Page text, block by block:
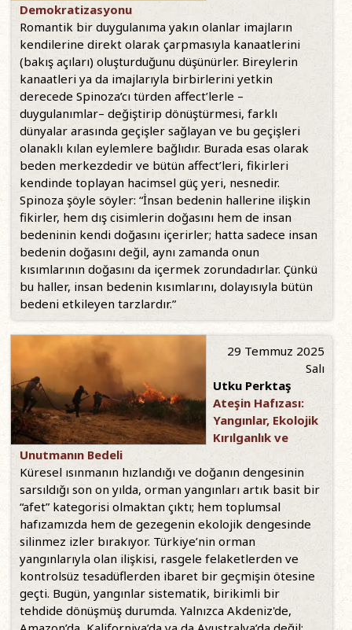
Demokratizasyonu
Romantik bir duygulanıma yakın olanlar imajların
kendilerine direkt olarak çarpmasıyla kanaatlerini
(bakış açıları) oluşturduğunu düşünürler. Bireylerin
kanaatleri ya da imajlarıyla birbirlerini yetkin
derecede Spinoza’cı türden affect’lerle –
duygulanımlar– değiştirip dönüştürmesi, farklı
dünyalar arasında geçişler sağlayan ve bu geçişleri
olanaklı kılan eylemlere bağlıdır. Burada esas olarak
beden merkezdedir ve bütün affect’leri, fikirleri
kendinde toplayan hacimsel güç yeri, nesnedir.
Spinoza şöyle söyler: “İnsan bedenin hallerine ilişkin
fikirler, hem dış cisimlerin doğasını hem de insan
bedeninin kendi doğasını içerirler; hatta sadece insan
bedenin doğasını değil, aynı zamanda onun
kısımlarının doğasını da içermek zorundadırlar. Çünkü
bu haller, insan bedenin kısımlarını, dolayısıyla bütün
bedeni etkileyen tarzlardır.”
29 Temmuz 2025
Salı
Utku Perktaş
Ateşin Hafızası:
Yangınlar, Ekolojik
Kırılganlık ve
Unutmanın Bedeli
Küresel ısınmanın hızlandığı ve doğanın dengesinin
sarsıldığı son on yılda, orman yangınları artık basit bir
“afet” kategorisi olmaktan çıktı; hem toplumsal
hafızamızda hem de gezegenin ekolojik dengesinde
silinmez izler bırakıyor. Türkiye’nin orman
yangınlarıyla olan ilişkisi, rasgele felaketlerden ve
kontrolsüz tesadüflerden ibaret bir geçmişin ötesine
geçti. Bugün, yangınlar sistematik, birikimli bir
tehdide dönüşmüş durumda. Yalnızca Akdeniz'de,